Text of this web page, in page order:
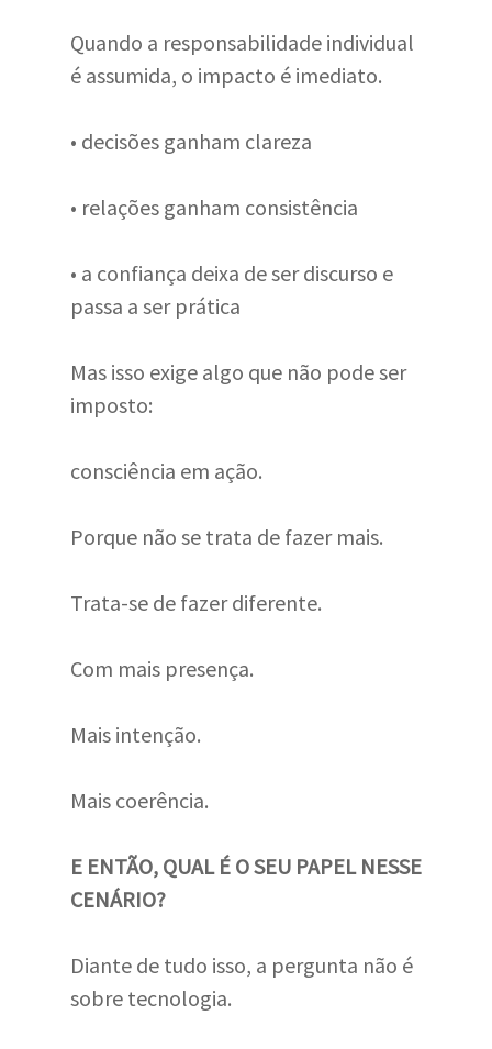
Quando a responsabilidade individual
é assumida, o impacto é imediato.
• decisões ganham clareza
• relações ganham consistência
• a confiança deixa de ser discurso e
passa a ser prática
Mas isso exige algo que não pode ser
imposto:
consciência em ação.
Porque não se trata de fazer mais.
Trata-se de fazer diferente.
Com mais presença.
Mais intenção.
Mais coerência.
E ENTÃO, QUAL É O SEU PAPEL NESSE
CENÁRIO?
Diante de tudo isso, a pergunta não é
sobre tecnologia.